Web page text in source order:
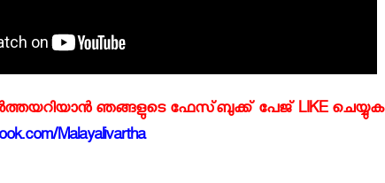
ഞങ്ങളുടെ ഫേസ്‌ബുക്ക്‌ പേജ് LIKE ചെയ്യുക
Malayalivartha